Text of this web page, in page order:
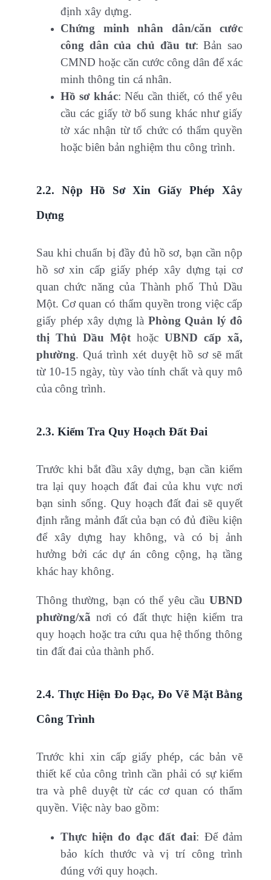
định xây dựng.
Chứng minh nhân dân/căn cước
công dân của chủ đầu tư: Bản sao
CMND hoặc căn cước công dân để xác
minh thông tin cá nhân.
Hồ sơ khác: Nếu cần thiết, có thể yêu
cầu các giấy tờ bổ sung khác như giấy
tờ xác nhận từ tổ chức có thẩm quyền
hoặc biên bản nghiệm thu công trình.
2.2. Nộp Hồ Sơ Xin Giấy Phép Xây
Dựng
Sau khi chuẩn bị đầy đủ hồ sơ, bạn cần nộp
hồ sơ xin cấp giấy phép xây dựng tại cơ
quan chức năng của Thành phố Thủ Dầu
Một. Cơ quan có thẩm quyền trong việc cấp
giấy phép xây dựng là Phòng Quản lý đô
thị Thủ Dầu Một hoặcUBND cấp xã,
phường. Quá trình xét duyệt hồ sơ sẽ mất
từ 10-15 ngày, tùy vào tính chất và quy mô
của công trình.
2.3. Kiểm Tra Quy Hoạch Đất Đai
Trước khi bắt đầu xây dựng, bạn cần kiểm
tra lại quy hoạch đất đai của khu vực nơi
bạn sinh sống. Quy hoạch đất đai sẽ quyết
định rằng mảnh đất của bạn có đủ điều kiện
để xây dựng hay không, và có bị ảnh
hưởng bởi các dự án công cộng, hạ tầng
khác hay không.
Thông thường, bạn có thể yêu cầuUBND
phường/xã nơi có đất thực hiện kiểm tra
quy hoạch hoặc tra cứu qua hệ thống thông
tin đất đai của thành phố.
2.4. Thực Hiện Đo Đạc, Đo Vẽ Mặt Bằng
Công Trình
Trước khi xin cấp giấy phép, các bản vẽ
thiết kế của công trình cần phải có sự kiểm
tra và phê duyệt từ các cơ quan có thẩm
quyền. Việc này bao gồm:
Thực hiện đo đạc đất đai: Để đảm
bảo kích thước và vị trí công trình
đúng với quy hoạch.